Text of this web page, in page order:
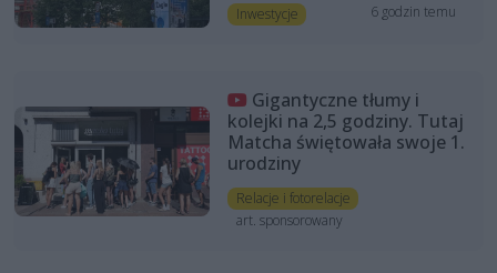
Inwestycje 6 godzin temu
Gigantyczne tłumy i
kolejki na 2,5 godziny. Tutaj
Matcha świętowała swoje 1.
urodziny
Relacje i fotorelacje
art. sponsorowany